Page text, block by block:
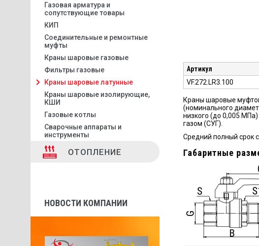
Газовая арматура и
сопутствующие товары
КИП
Соединительные и ремонтные
муфты
Краны шаровые газовые
Фильтры газовые
Краны шаровые латунные
Краны шаровые изолирующие,
КШИ
Газовые котлы
Сварочные аппараты и
инструменты
ОТОПЛЕНИЕ
НОВОСТИ КОМПАНИИ
Артикул
VF.272.LR3.100
Краны шаровые
(номинального
низкого (до 0,005
газом (СУГ).
Средний полный срок
Габаритные